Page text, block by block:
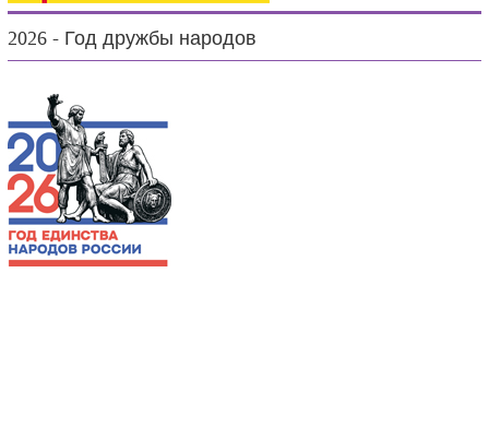
2026 - Год дружбы народов